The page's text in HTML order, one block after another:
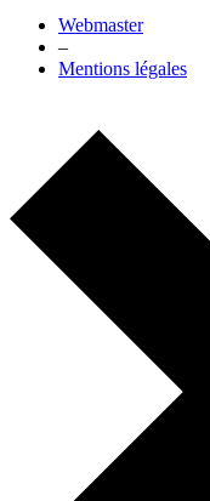
Webmaster
–
Mentions légales